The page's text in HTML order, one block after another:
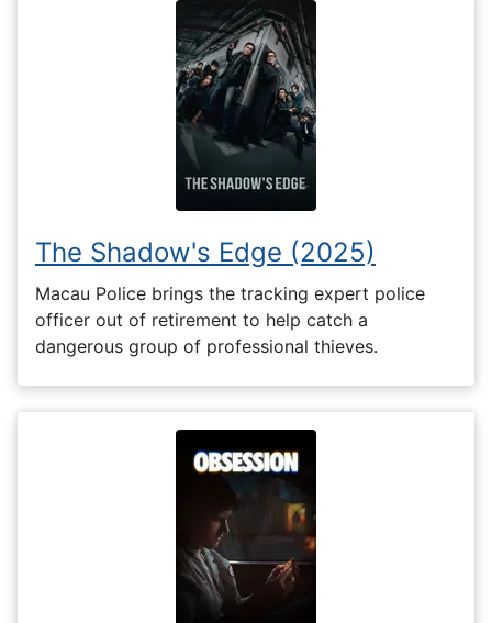
The Shadow's Edge (2025)
Macau Police brings the tracking expert police
officer out of retirement to help catch a
dangerous group of professional thieves.